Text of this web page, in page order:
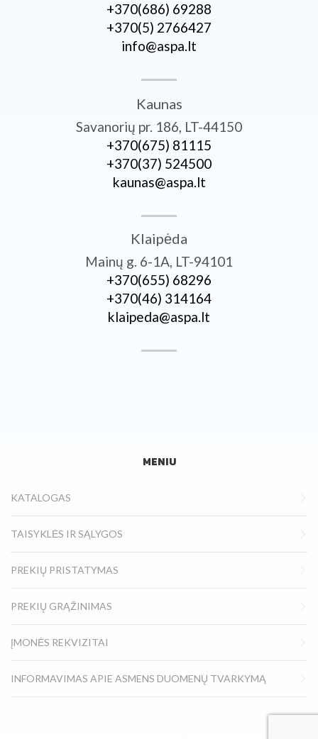
+370­(686) 69288
+370­(5) 2766427
info@aspa.lt
Kaunas
Savanorių pr. 186, LT-44150
+370­(675) 81115
+370­(37) 524500
kaunas@aspa.lt
Klaipėda
Mainų g. 6-1A, LT-94101
+370­(655) 68296
+370­(46) 314164
klaipeda@aspa.lt
MENIU
KATALOGAS
TAISYKLĖS IR SĄLYGOS
PREKIŲ PRISTATYMAS
PREKIŲ GRĄŽINIMAS
ĮMONĖS REKVIZITAI
INFORMAVIMAS APIE ASMENS DUOMENŲ TVARKYMĄ